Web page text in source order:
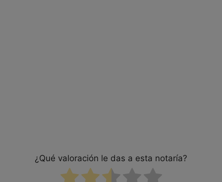
¿Qué valoración le das a esta notaría?